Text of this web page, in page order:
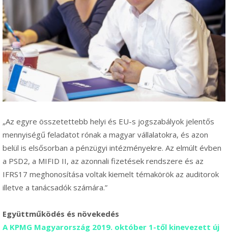
„Az egyre összetettebb helyi és EU-s jogszabályok jelentős
mennyiségű feladatot rónak a magyar vállalatokra, és azon
belül is elsősorban a pénzügyi intézményekre. Az elmúlt évben
a PSD2, a MIFID II, az azonnali fizetések rendszere és az
IFRS17 meghonosítása voltak kiemelt témakörök az auditorok
illetve a tanácsadók számára.”
Együttműködés és növekedés
A KPMG Magyarország 2019. október 1-től kinevezett új